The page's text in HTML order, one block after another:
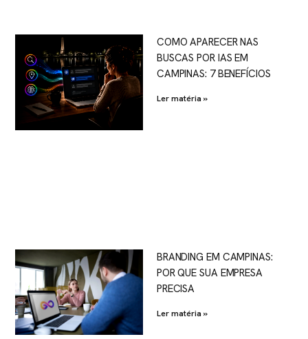
COMO APARECER NAS
BUSCAS POR IAS EM
CAMPINAS: 7 BENEFÍCIOS
Ler matéria »
BRANDING EM CAMPINAS:
POR QUE SUA EMPRESA
PRECISA
Ler matéria »